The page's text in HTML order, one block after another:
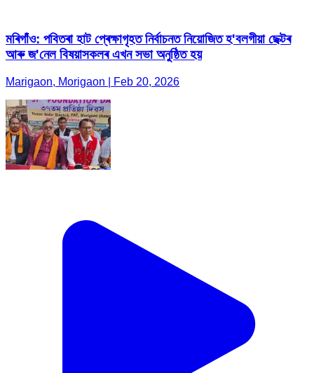
মৰিগাঁও: পবিতৰা হাট প্ৰেক্ষাগৃহত নিৰ্বাচনত নিয়োজিত হ'বলগীয়া ছেক্টৰ
আৰু জ'নেল বিষয়াসকলৰ এখন সভা অনুষ্ঠিত হয়
Marigaon, Morigaon | Feb 20, 2026